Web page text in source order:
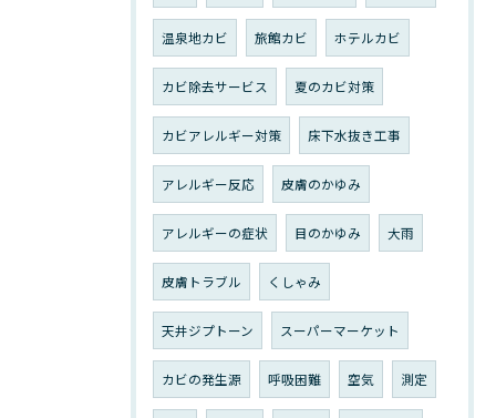
温泉地カビ 旅館カビ ホテルカビ
カビ除去サービス 夏のカビ対策
カビアレルギー対策 床下水抜き工事
アレルギー反応 皮膚のかゆみ
アレルギーの症状 目のかゆみ 大雨
皮膚トラブル くしゃみ
天井ジプトーン スーパーマーケット
カビの発生源 呼吸困難 空気 測定